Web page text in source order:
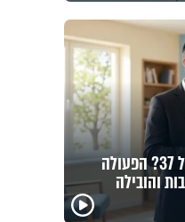
מה הסיכוי להתחתן בגיל 37? הפעולה
והובילה